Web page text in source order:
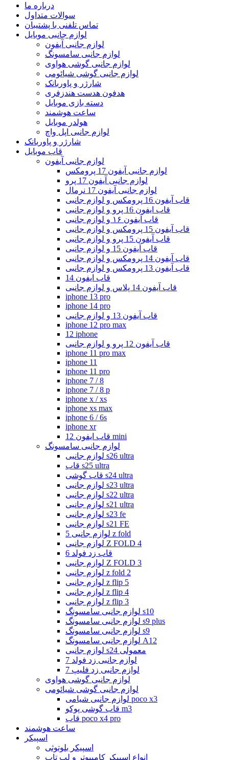
درباره ما
سوالات متداول
تماس تلفنی با پشتیبان
لوازم جانبی موبایل
لوازم جانبی آیفون
لوازم جانبی سامسونگ
لوازم جانبی گوشی هواوی
لوازم جانبی گوشی شیائومی
شارژر و پاوربانک
هدفون هدست هندزفری
دسته بازی موبایل
ساعت هوشمند
هولدر موبایل
لوازم جانبی اپل واچ
شارژر و پاوربانک
قاب موبایل
لوازم جانبی آیفون
لوازم جانبی آیفون 17 پرومکس
لوازم جانبی آیفون 17 پرو
لوازم جانبی آیفون 17 نرمال
قاب آیفون 16 پرومکس و لوازم جانبی
قاب ایفون 16 پرو و لوازم جانبی
قاب آیفون ۱۶ و لوازم جانبی
قاب آیفون 15 پرومکس و لوازم جانبی
قاب آیفون 15 پرو و لوازم جانبی
قاب آیفون 15 و لوازم جانبی
قاب آیفون 14 پرومکس و لوازم جانبی
قاب آیفون 13 پرومکس و لوازم جانبی
قاب ایفون 14
قاب آیفون 14 پلاس و لوازم جانبی
iphone 13 pro
iphone 14 pro
قاب آیفون 13 و لوازم جانبی
iphone 12 pro max
12 iphone
قاب آیفون 12 پرو و لوازم جانبی
iphone 11 pro max
iphone 11
iphone 11 pro
iphone 7 / 8
iphone 7 / 8 p
iphone x / xs
iphone xs max
iphone 6 / 6s
iphone xr
قاب ایفون 12 mini
لوازم جانبی سامسونگ
لوازم جانبی s26 ultra
قاب s25 ultra
قاب گوشی s24 ultra
لوازم جانبی s23 ultra
لوازم جانبی s22 ultra
لوازم جانبی s21 ultra
لوازم جانبی s23 fe
لوازم جانبی s21 FE
لوازم جانبی 5 z fold
لوازم جانبی Z FOLD 4
قاب زد فولد 6
لوازم جانبی Z FOLD 3
لوازم جانبی z fold 2
لوازم جانبی z flip 5
لوازم جانبی z flip 4
لوازم جانبی z flip 3
لوازم جانبی سامسونگ s10
لوازم جانبی سامسونگ s9 plus
لوازم جانبی سامسونگ s9
لوازم جانبی سامسونگ A12
لوازم جانبی s24 معمولی
لوازم جانبی زد فولد 7
لوازم جانبی زد فلیپ 7
لوازم جانبی گوشی هواوی
لوازم جانبی گوشی شیائومی
لوازم جانبی شیامی poco x3
قاب گوشی پوکو m3
قاب poco x4 pro
ساعت هوشمند
اسپیکر
اسپیکر بلوتوثی
انواع اسپیکر کامپیوتر و لپ تاپ